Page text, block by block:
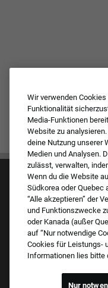
FAQ –
Wir verwenden
Funktionalität
Media-Funktionen
Website zu
deine Nutzung unserer
Medien und Analysen.
zulässt, verwalten,
Wenn du die Website
Südkorea oder
“Alle akzeptieren” der
und Funktionszwecke
oder Kanada (außer
auf “Nur notwendige
Cookies für Leistungs-
Informationen lies bitte
Nur